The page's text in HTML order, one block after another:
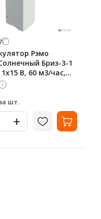
Рэмо
Бриз-3-1
В, 60 м3/час,
шт.
+